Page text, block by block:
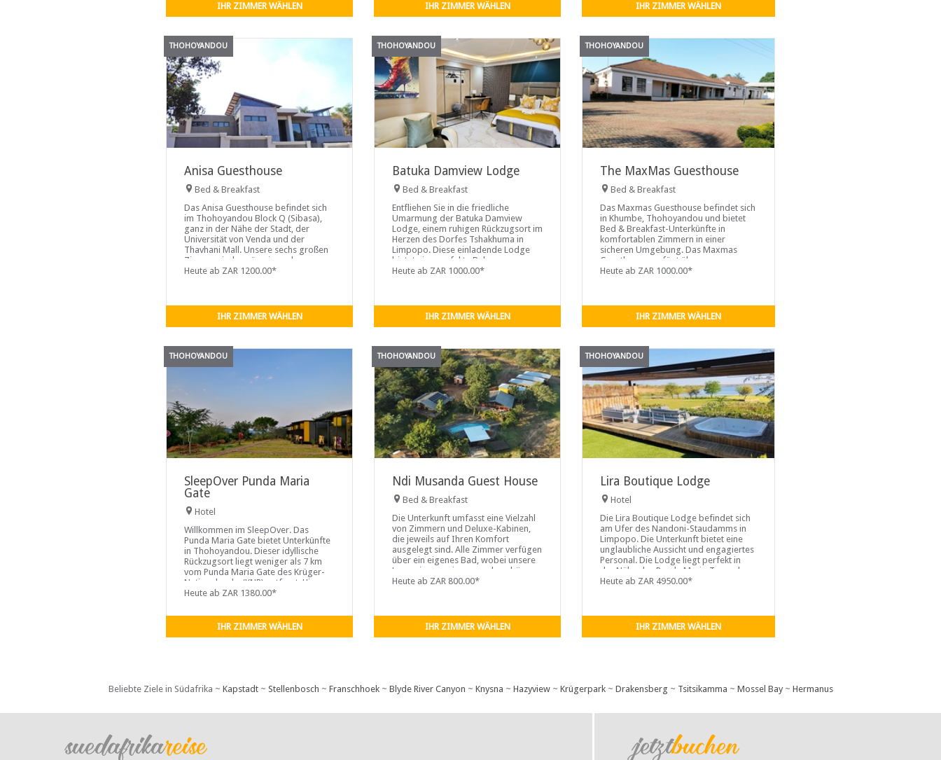
IHR ZIMMER WÄHLEN IHR ZIMMER WÄHLEN IHR ZIMMER WÄHLEN
THOHOYANDOU
Anisa Guesthouse
Bed & Breakfast
Das Anisa Guesthouse befindet sich
im Thohoyandou Block Q (Sibasa),
ganz in der Nähe der Stadt, der
Universität von Venda und der
Thavhani Mall. Unsere sechs großen
Zimmer sind geräumig und
aufregend und ermöglichen es Ihnen
Heute ab ZAR 1200.00*
IHR ZIMMER WÄHLEN
THOHOYANDOU
Batuka Damview Lodge
Bed & Breakfast
Entfliehen Sie in die friedliche
Umarmung der Batuka Damview
Lodge, einem ruhigen Rückzugsort im
Herzen des Dorfes Tshakhuma in
Limpopo. Diese einladende Lodge
bietet eine perfekte Balance aus
Entspannung und modernem
damit ein ideales Ziel für einen
Heute ab ZAR 1000.00*
IHR ZIMMER WÄHLEN
THOHOYANDOU
The MaxMas Guesthouse
Bed & Breakfast
Das Maxmas Guesthouse befindet sich
in Khumbe, Thohoyandou und bietet
Bed & Breakfast-Unterkünfte in
komfortablen Zimmern in einer
sicheren Umgebung. Das Maxmas
Guesthouse verfügt über neun
Zimmer. Jedes der Zimmer ist
Heute ab ZAR 1000.00*
IHR ZIMMER WÄHLEN
THOHOYANDOU
SleepOver Punda Maria
Gate
Hotel
Willkommen im SleepOver. Das
Punda Maria Gate bietet Unterkünfte
in Thohoyandou. Dieser idyllische
Rückzugsort liegt weniger als 7 km
vom Punda Maria Gate des Krüger-
Nationalparks (KNP) entfernt. Hier
können Sie einen ruhigen und
Naturliebhaber und Safari-
Enthusiasten genießen, die auf der
Suche nach einem Kurzurlaub sind.
Heute ab ZAR 1380.00*
IHR ZIMMER WÄHLEN
THOHOYANDOU
Ndi Musanda Guest House
Bed & Breakfast
Die Unterkunft umfasst eine Vielzahl
von Zimmern und Deluxe-Kabinen,
die jeweils auf Ihren Komfort
ausgelegt sind. Alle Zimmer verfügen
über ein eigenes Bad, wobei unsere
Luxuszimmer einen wunderschönen
Blick auf den Damm bieten und
und jede Kabine ist mit Klimaanlage,
Heute ab ZAR 800.00*
IHR ZIMMER WÄHLEN
THOHOYANDOU
Lira Boutique Lodge
Hotel
Die Lira Boutique Lodge befindet sich
am Ufer des Nandoni-Staudamms in
Limpopo. Die Unterkunft bietet eine
unglaubliche Aussicht und engagiertes
Personal. Die Lodge liegt perfekt in
der Nähe des Punda Maria-Tores des
Krüger-Nationalparks.
Heute ab ZAR 4950.00*
IHR ZIMMER WÄHLEN
Beliebte Ziele in Südafrika ~ Kapstadt~ Stellenbosch ~ Franschhoek~ Blyde River Canyon ~ Knysna ~ Hazyview~ Krügerpark~ Drakensberg ~ Tsitsikamma ~ Mossel Bay~ Hermanus